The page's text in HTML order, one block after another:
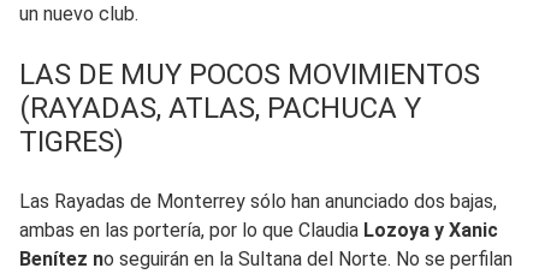
un nuevo club.
LAS DE MUY POCOS MOVIMIENTOS
(RAYADAS, ATLAS, PACHUCA Y
TIGRES)
Las Rayadas de Monterrey sólo han anunciado dos bajas,
ambas en las portería, por lo que Claudia Lozoya y Xanic
Benítez no seguirán en la Sultana del Norte. No se perfilan